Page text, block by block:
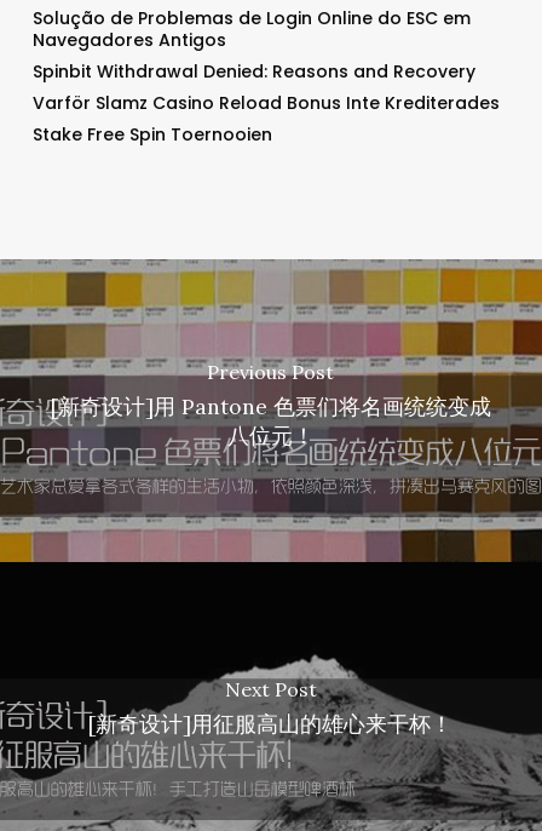
Solução de Problemas de Login Online do ESC em
Navegadores Antigos
Spinbit Withdrawal Denied: Reasons and Recovery
Varför Slamz Casino Reload Bonus Inte Krediterades
Stake Free Spin Toernooien
Previous Post
[新奇设计]用 Pantone 色票们将名画统统变成
八位元！
Next Post
[新奇设计]用征服高山的雄心来干杯！